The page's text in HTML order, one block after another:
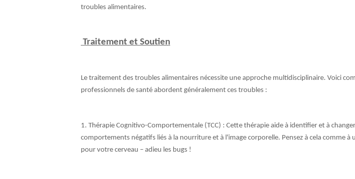
troubles alimentaires.
Traitement et Soutien
Le traitement des troubles alimentaires nécessite une approche multidisciplinaire. Voici
professionnels de santé abordent généralement ces troubles :
1. Thérapie Cognitivo-Comportementale (TCC) : Cette thérapie aide à identifier et à
comportements négatifs liés à la nourriture et à l'image corporelle. Pensez à cela comme à
pour votre cerveau – adieu les bugs !